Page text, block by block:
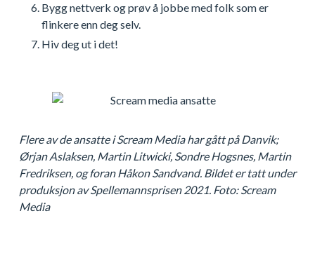
Bygg nettverk og prøv å jobbe med folk som er
flinkere enn deg selv.
Hiv deg ut i det!
Flere av de ansatte i Scream Media har gått på Danvik;
Ørjan Aslaksen, Martin Litwicki, Sondre Hogsnes, Martin
Fredriksen, og foran Håkon Sandvand. Bildet er tatt under
produksjon av Spellemannsprisen 2021. Foto: Scream
Media